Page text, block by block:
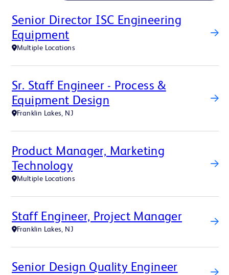
Senior Director ISC Engineering
Equipment
Multiple Locations
Sr. Staff Engineer - Process &
Equipment Design
Franklin Lakes, NJ
Product Manager, Marketing
Technology
Multiple Locations
Staff Engineer, Project Manager
Franklin Lakes, NJ
Senior Design Quality Engineer